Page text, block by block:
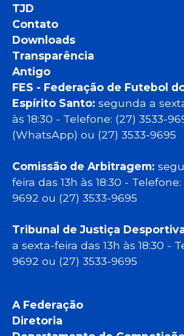
TJD
Contato
Downloads
Transparência
Antigo
FES - Federação de Futebol
Espírito Santo: segunda a
às 18:30 - Telefone: (27) 3533-
(WhatsApp) ou (27) 3533-9695
Comissão de Arbitragem:
feira das 13h às 18:30 - Telefone:
9692 ou (27) 3533-9695
Tribunal de Justiça
a sexta-feira das 13h às 18:30 -
9692 ou (27) 3533-9695
A Federação
Diretoria